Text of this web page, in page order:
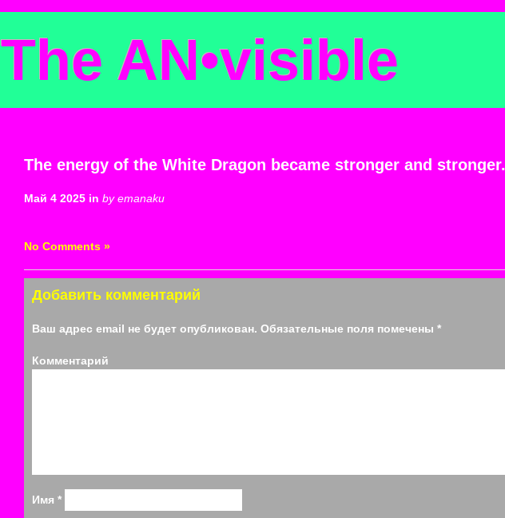
The AN•visible
The energy of the White Dragon became stronger and stronger.
Май 4 2025 in by emanaku
No Comments »
Добавить комментарий
Ваш адрес email не будет опубликован. Обязательные поля помечены *
Имя *